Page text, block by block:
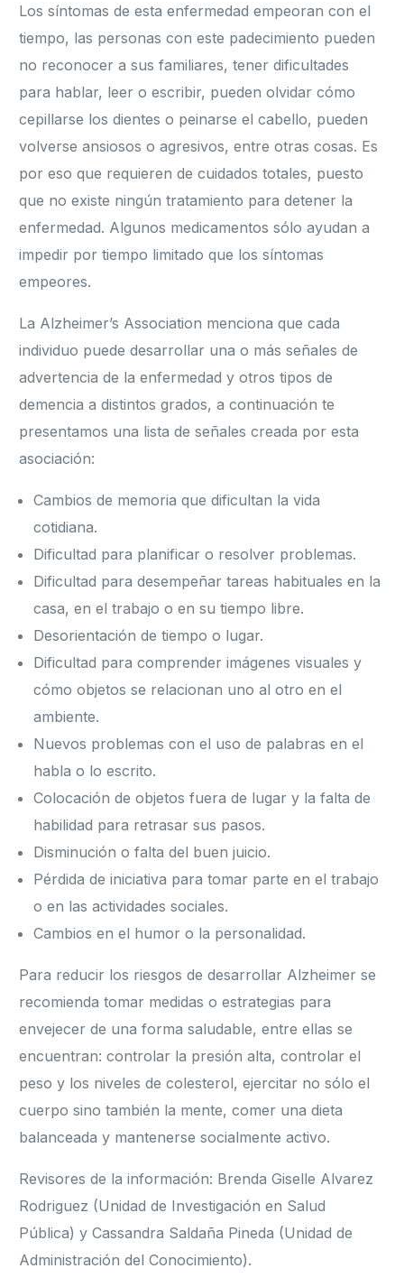
Los síntomas de esta enfermedad empeoran con el
tiempo, las personas con este padecimiento pueden
no reconocer a sus familiares, tener dificultades
para hablar, leer o escribir, pueden olvidar cómo
cepillarse los dientes o peinarse el cabello, pueden
volverse ansiosos o agresivos, entre otras cosas. Es
por eso que requieren de cuidados totales, puesto
que no existe ningún tratamiento para detener la
enfermedad. Algunos medicamentos sólo ayudan a
impedir por tiempo limitado que los síntomas
empeores.
La Alzheimer’s Association menciona que cada
individuo puede desarrollar una o más señales de
advertencia de la enfermedad y otros tipos de
demencia a distintos grados, a continuación te
presentamos una lista de señales creada por esta
asociación:
Cambios de memoria que dificultan la vida
cotidiana.
Dificultad para planificar o resolver problemas.
Dificultad para desempeñar tareas habituales en la
casa, en el trabajo o en su tiempo libre.
Desorientación de tiempo o lugar.
Dificultad para comprender imágenes visuales y
cómo objetos se relacionan uno al otro en el
ambiente.
Nuevos problemas con el uso de palabras en el
habla o lo escrito.
Colocación de objetos fuera de lugar y la falta de
habilidad para retrasar sus pasos.
Disminución o falta del buen juicio.
Pérdida de iniciativa para tomar parte en el trabajo
o en las actividades sociales.
Cambios en el humor o la personalidad.
Para reducir los riesgos de desarrollar Alzheimer se
recomienda tomar medidas o estrategias para
envejecer de una forma saludable, entre ellas se
encuentran: controlar la presión alta, controlar el
peso y los niveles de colesterol, ejercitar no sólo el
cuerpo sino también la mente, comer una dieta
balanceada y mantenerse socialmente activo.
Revisores de la información: Brenda Giselle Alvarez
Rodriguez (Unidad de Investigación en Salud
Pública) y Cassandra Saldaña Pineda (Unidad de
Administración del Conocimiento).